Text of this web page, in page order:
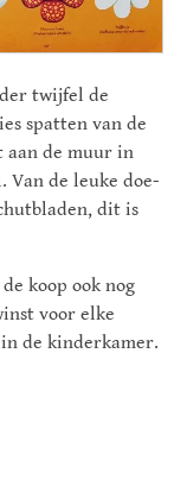
twijfel de
spatten van de
aan de muur in
Van de leuke doe-
dit is
koop ook nog
voor elke
de kinderkamer.